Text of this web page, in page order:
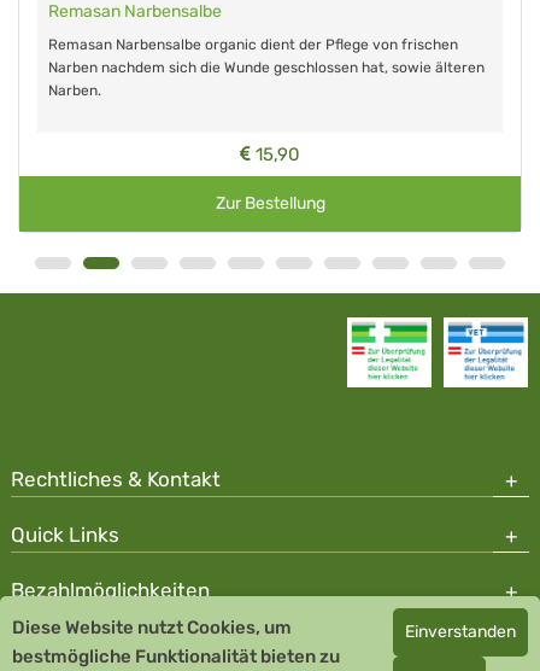
Remasan Narbensalbe
Remasan Narbensalbe organic dient der Pflege von frischen
Narben nachdem sich die Wunde geschlossen hat, sowie älteren
Narben.
15,90
Zur Bestellung
Rechtliches & Kontakt
Quick Links
Bezahlmöglichkeiten
Copyright © 2026 Team Santé Salvator Apotheke - GDP zertifiziert
Diese Website nutzt Cookies, um
bestmögliche Funktionalität bieten zu
Einverstanden